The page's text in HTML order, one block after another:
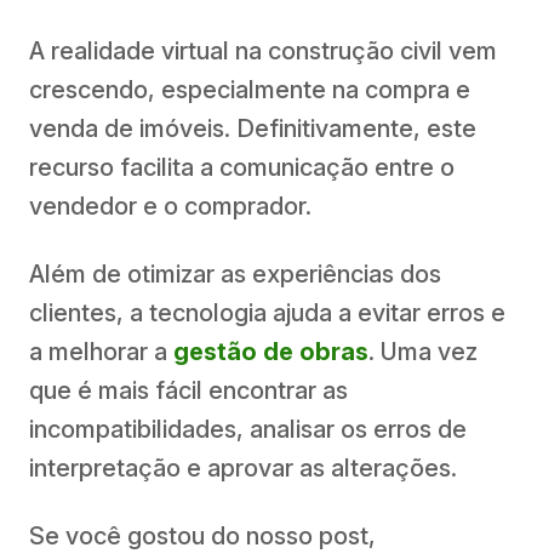
A realidade virtual na construção civil vem
crescendo, especialmente na compra e
venda de imóveis. Definitivamente, este
recurso facilita a comunicação entre o
vendedor e o comprador.
Além de otimizar as experiências dos
clientes, a tecnologia ajuda a evitar erros e
a melhorar a gestão de obras. Uma vez
que é mais fácil encontrar as
incompatibilidades, analisar os erros de
interpretação e aprovar as alterações.
Se você gostou do nosso post,